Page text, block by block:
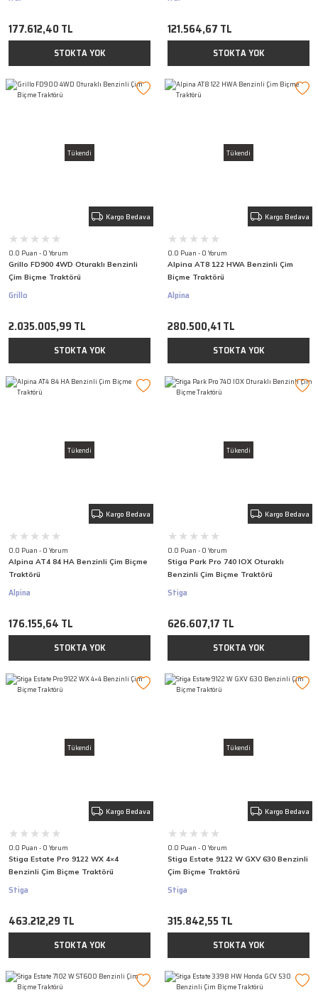
177.612,40 TL
STOKTA YOK
121.564,67 TL
STOKTA YOK
Tükendi
Kargo Bedava
0.0 Puan - 0 Yorum
Grillo FD900 4WD Oturaklı Benzinli
Çim Biçme Traktörü
Grillo
2.035.005,99 TL
STOKTA YOK
Tükendi
Kargo Bedava
0.0 Puan - 0 Yorum
Alpina AT8 122 HWA Benzinli Çim
Biçme Traktörü
Alpina
280.500,41 TL
STOKTA YOK
Tükendi
Kargo Bedava
0.0 Puan - 0 Yorum
Alpina AT4 84 HA Benzinli Çim Biçme
Traktörü
Alpina
176.155,64 TL
STOKTA YOK
Tükendi
Kargo Bedava
0.0 Puan - 0 Yorum
Stiga Park Pro 740 IOX Oturaklı
Benzinli Çim Biçme Traktörü
Stiga
626.607,17 TL
STOKTA YOK
Tükendi
Kargo Bedava
0.0 Puan - 0 Yorum
Stiga Estate Pro 9122 WX 4×4
Benzinli Çim Biçme Traktörü
Stiga
463.212,29 TL
STOKTA YOK
Tükendi
Kargo Bedava
0.0 Puan - 0 Yorum
Stiga Estate 9122 W GXV 630 Benzinli
Çim Biçme Traktörü
Stiga
315.842,55 TL
STOKTA YOK